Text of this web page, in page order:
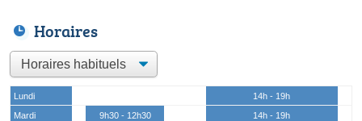
Horaires
Lundi
14h - 19h
Mardi
9h30 - 12h30
14h - 19h